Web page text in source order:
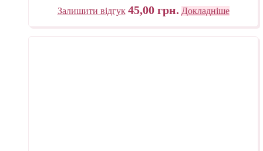
Залишити відгук 45,00 грн. Докладніше